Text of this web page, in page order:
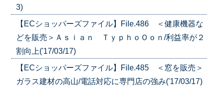
3)
【ECショッパーズファイル】File.486 ＜健康機器な
どを販売＞Ａｓｉａｎ ＴｙｐｈｏＯｏｎ/利益率が２
割向上('17/03/17)
【ECショッパーズファイル】File.485 ＜窓を販売＞
ガラス建材の高山/電話対応に専門店の強み('17/03/17)